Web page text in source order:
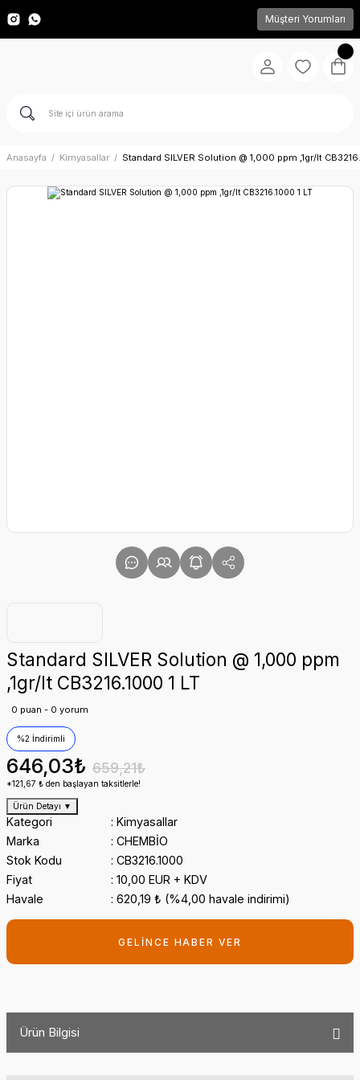
Müşteri Yorumları
Anasayfa Kimyasallar Standard SILVER Solution @ 1,000 ppm ,1gr/lt
Standard SILVER Solution @ 1,000 ppm
,1gr/lt CB3216.1000 1 LT
0 puan - 0 yorum
%2 İndirimli
646,03₺ 659,21₺
*121,67 ₺ den başlayan taksitlerle!
Ürün Detayı ▼
Kategori
Kimyasallar
Marka
CHEMBİO
Stok Kodu
CB3216.1000
Fiyat
10,00 EUR + KDV
Havale
620,19 ₺ (%4,00 havale indirimi)
GELİNCE HABER VER
Ürün Bilgisi